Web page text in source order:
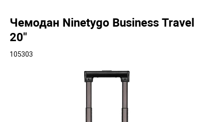
Чемодан Ninetygo Business Travel
20"
105303